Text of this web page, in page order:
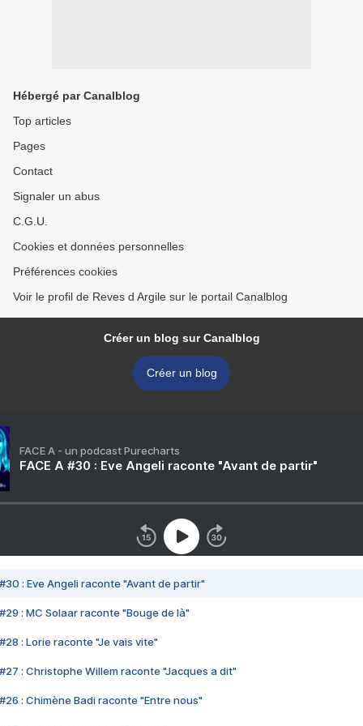
Hébergé par Canalblog
Top articles
Pages
Contact
Signaler un abus
C.G.U.
Cookies et données personnelles
Préférences cookies
Voir le profil de Reves d Argile sur le portail Canalblog
Créer un blog sur Canalblog
Créer un blog
FACE A - un podcast Purecharts
FACE A #30 : Eve Angeli raconte "Avant de partir"
#30 : Eve Angeli raconte "Avant de partir"
#29 : MC Solaar raconte "Bouge de là"
#28 : Lorie raconte "Je vais vite"
#27 : Christophe Willem raconte "Jacques a dit"
#26 : Chimène Badi raconte "Entre nous"